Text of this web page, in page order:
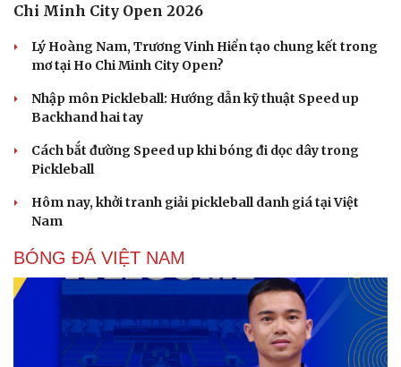
Chi Minh City Open 2026
Lý Hoàng Nam, Trương Vinh Hiển tạo chung kết trong
mơ tại Ho Chi Minh City Open?
Nhập môn Pickleball: Hướng dẫn kỹ thuật Speed up
Backhand hai tay
Cách bắt đường Speed up khi bóng đi dọc dây trong
Pickleball
Hôm nay, khởi tranh giải pickleball danh giá tại Việt
Nam
BÓNG ĐÁ VIỆT NAM